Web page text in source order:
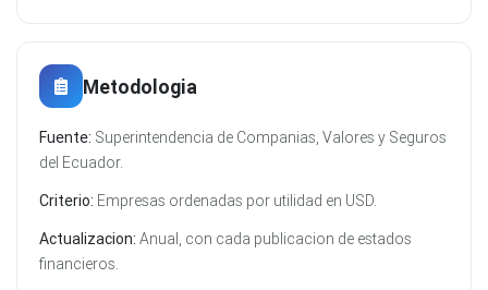
Metodologia
Fuente: Superintendencia de Companias, Valores y Seguros
del Ecuador.
Criterio: Empresas ordenadas por utilidad en USD.
Actualizacion: Anual, con cada publicacion de estados
financieros.